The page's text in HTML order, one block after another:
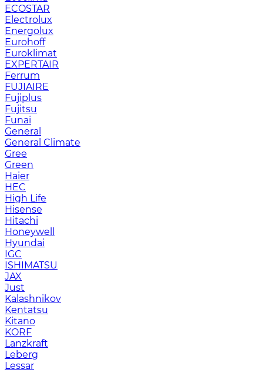
ECOSTAR
Electrolux
Energolux
Eurohoff
Euroklimat
EXPERTAIR
Ferrum
FUJIAIRE
Fujiplus
Fujitsu
Funai
General
General Climate
Gree
Green
Haier
HEC
High Life
Hisense
Hitachi
Honeywell
Hyundai
IGC
ISHIMATSU
JAX
Just
Kalashnikov
Kentatsu
Kitano
KORF
Lanzkraft
Leberg
Lessar